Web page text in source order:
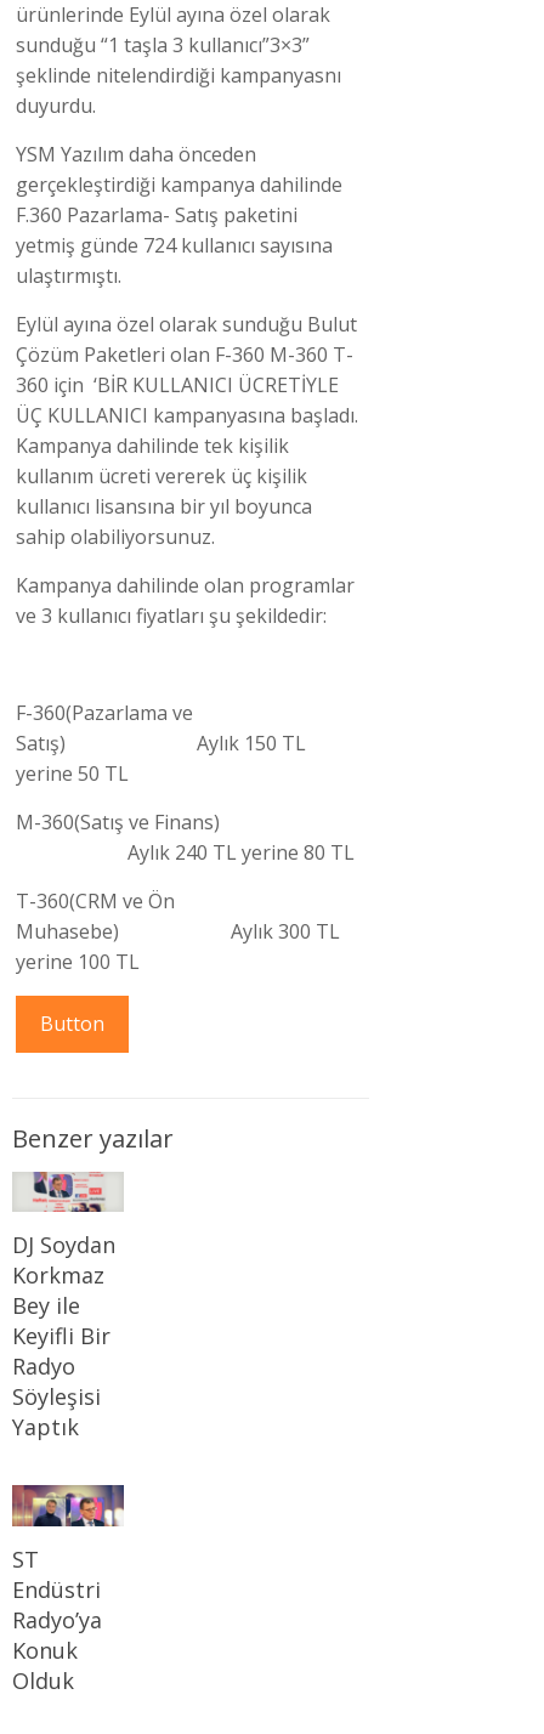
ürünlerinde Eylül ayına özel olarak
sunduğu “1 taşla 3 kullanıcı”3×3”
şeklinde nitelendirdiği kampanyasnı
duyurdu.
YSM Yazılım daha önceden
gerçekleştirdiği kampanya dahilinde
F.360 Pazarlama- Satış paketini
yetmiş günde 724 kullanıcı sayısına
ulaştırmıştı.
Eylül ayına özel olarak sunduğu Bulut
Çözüm Paketleri olan F-360 M-360 T-
360 için ‘BİR KULLANICI ÜCRETİYLE
ÜÇ KULLANICI kampanyasına başladı.
Kampanya dahilinde tek kişilik
kullanım ücreti vererek üç kişilik
kullanıcı lisansına bir yıl boyunca
sahip olabiliyorsunuz.
Kampanya dahilinde olan programlar
ve 3 kullanıcı fiyatları şu şekildedir:
F-360(Pazarlama ve
Satış) Aylık 150 TL
yerine 50 TL
M-360(Satış ve Finans)
Aylık 240 TL yerine 80 TL
T-360(CRM ve Ön
Muhasebe) Aylık 300 TL
yerine 100 TL
Button
Benzer yazılar
DJ Soydan
Korkmaz
Bey ile
Keyifli Bir
Radyo
Söyleşisi
Yaptık
ST
Endüstri
Radyo’ya
Konuk
Olduk